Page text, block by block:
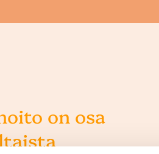
on osa